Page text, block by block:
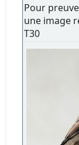
Pour
une image
T30